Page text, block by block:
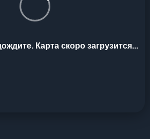
Карта скоро загрузится...